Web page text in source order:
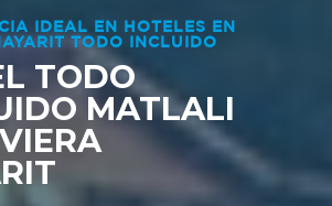
IDEAL EN HOTELES EN
TODO INCLUIDO
TODO
MATLALI